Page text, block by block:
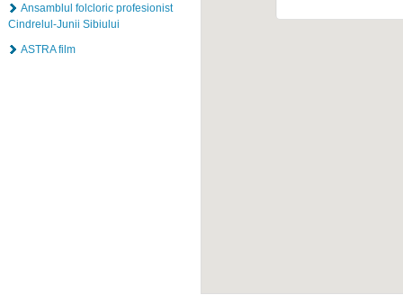
Ansamblul folcloric profesionist
Cindrelul-Junii Sibiului
ASTRA film